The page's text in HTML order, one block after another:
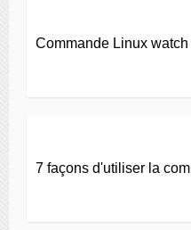
Commande Linux
7 façons d'utiliser la